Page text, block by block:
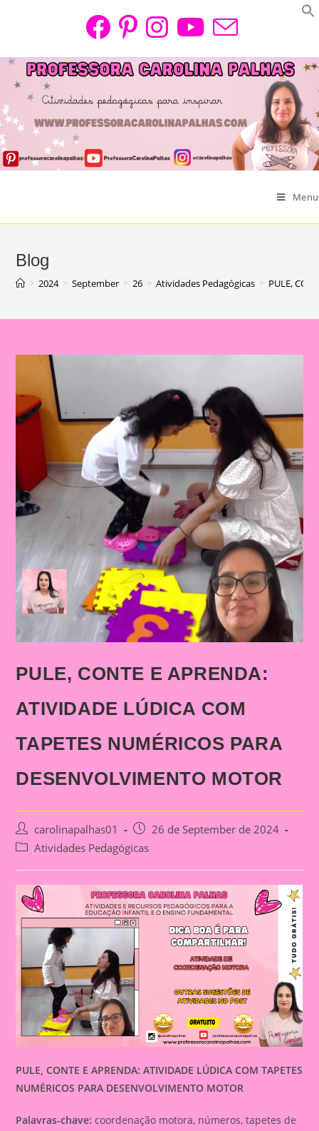
Menu
Blog
> 2024 > September > 26 > Atividades Pedagógicas > PULE,
PULE, CONTE E APRENDA:
ATIVIDADE LÚDICA COM
TAPETES NUMÉRICOS PARA
DESENVOLVIMENTO MOTOR
Post
author:
carolinapalhas01
Post
published:
26 de September de 2024
PostAtividades Pedagógicas
PULE, CONTE E APRENDA: ATIVIDADE LÚDICA COM TAPETES
NUMÉRICOS PARA DESENVOLVIMENTO MOTOR
Palavras-chave: coordenação motora, números, tapetes de